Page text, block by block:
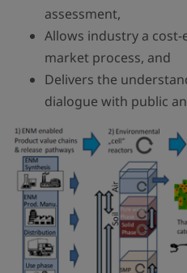
assessment,
Allows industry a
market process, and
Delivers the
dialogue with public